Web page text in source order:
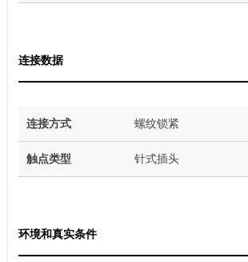
连接数据
连接方式 螺纹锁紧
触点类型 针式插头
环境和真实条件